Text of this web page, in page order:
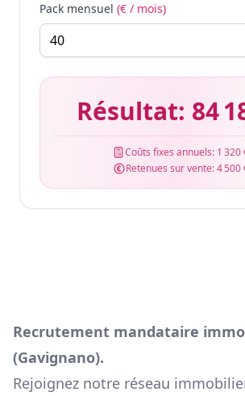
Pack mensuel (€ / mois)
Résultat: 84
Coûts fixes annuels: 1 320
Retenues sur vente:4 500
Recrutement mandataire
(Gavignano).
Rejoignez notre réseau